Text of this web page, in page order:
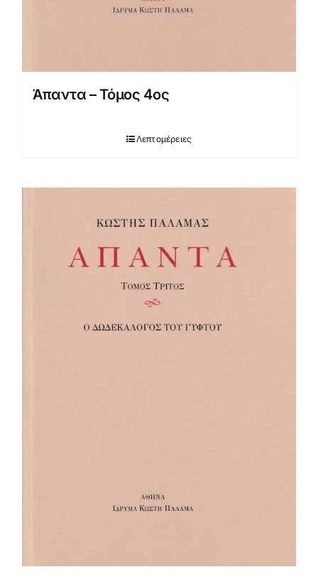
Άπαντα – Τόμος 4ος
Λεπτομέρειες